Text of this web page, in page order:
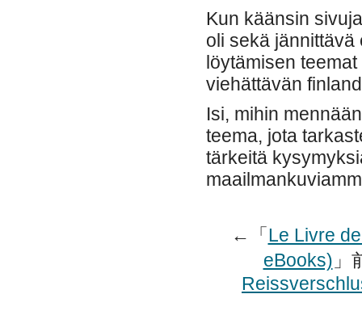
Kun käänsin
oli sekä
löytämisen
viehättävän
Isi, mihin
teema, jota
tärkeitä
←「Le Livre
eBooks)